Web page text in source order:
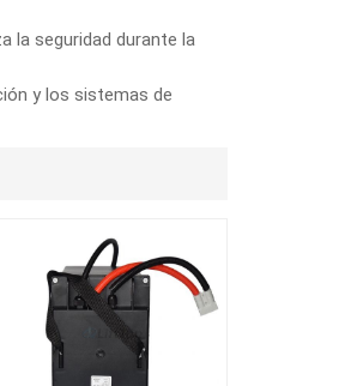
la seguridad durante la
y los sistemas de